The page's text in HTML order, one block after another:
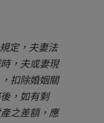
定，夫妻法
，夫或妻現
扣除婚姻關
，如有剩
之差額，應